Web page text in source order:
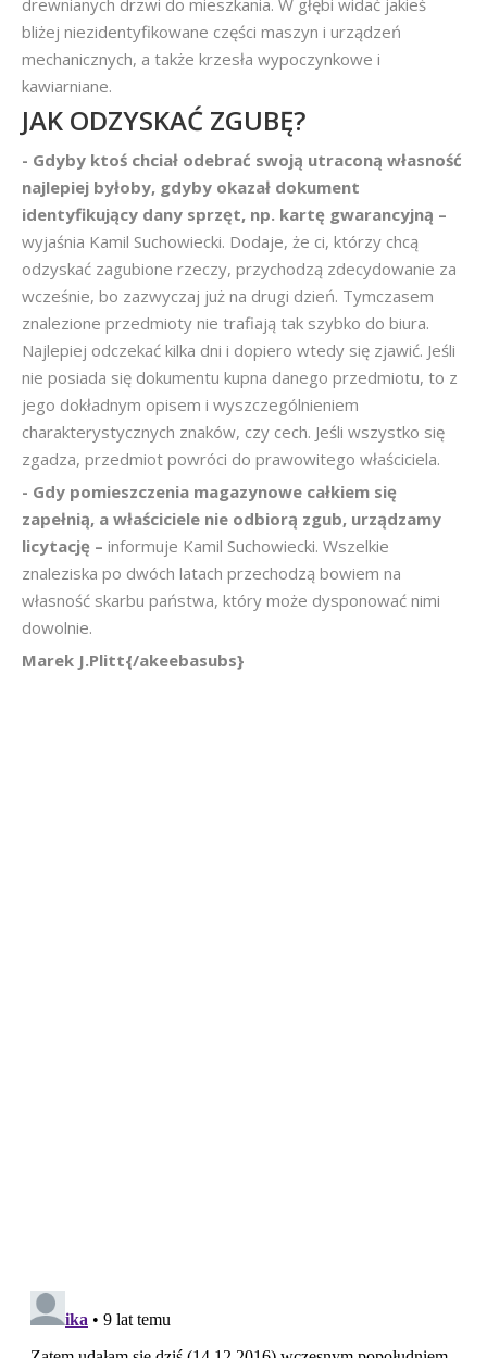
drewnianych drzwi do mieszkania. W głębi widać jakieś
bliżej niezidentyfikowane części maszyn i urządzeń
mechanicznych, a także krzesła wypoczynkowe i
kawiarniane.
JAK ODZYSKAĆ ZGUBĘ?
- Gdyby ktoś chciał odebrać swoją utraconą własność
najlepiej byłoby, gdyby okazał dokument
identyfikujący dany sprzęt, np. kartę gwarancyjną –
wyjaśnia Kamil Suchowiecki. Dodaje, że ci, którzy chcą
odzyskać zagubione rzeczy, przychodzą zdecydowanie za
wcześnie, bo zazwyczaj już na drugi dzień. Tymczasem
znalezione przedmioty nie trafiają tak szybko do biura.
Najlepiej odczekać kilka dni i dopiero wtedy się zjawić. Jeśli
nie posiada się dokumentu kupna danego przedmiotu, to z
jego dokładnym opisem i wyszczególnieniem
charakterystycznych znaków, czy cech. Jeśli wszystko się
zgadza, przedmiot powróci do prawowitego właściciela.
- Gdy pomieszczenia magazynowe całkiem się
zapełnią, a właściciele nie odbiorą zgub, urządzamy
licytację – informuje Kamil Suchowiecki. Wszelkie
znaleziska po dwóch latach przechodzą bowiem na
własność skarbu państwa, który może dysponować nimi
dowolnie.
Marek J.Plitt{/akeebasubs}